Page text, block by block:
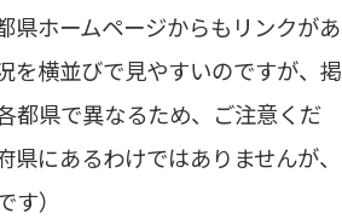
県ホームページからもリンクがあ
を横並びで見やすいのですが、掲
都県で異なるため、ご注意くだ
にあるわけではありませんが、
）